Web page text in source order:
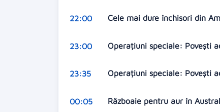
22:00 Cele mai dure închisori din
23:00 Operațiuni speciale: Povești
23:35 Operațiuni speciale: Povești
00:05 Războaie pentru aur în